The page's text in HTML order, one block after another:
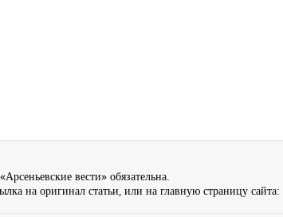
вести» обязательна.
на оригинал статьи, или на главную страницу сайта: